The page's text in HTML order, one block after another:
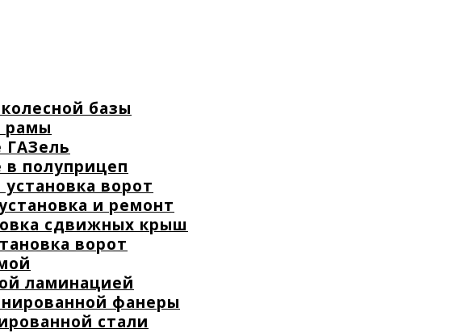
базы
рамы
ГАЗель
полуприцеп
ворот
и ремонт
сдвижных крыш
ворот
ламинацией
фанеры
стали